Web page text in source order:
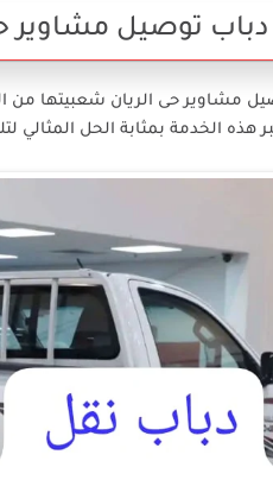
توصيل مشاوير
مشاوير حى الريان شعبيتها من
هذه الخدمة بمثابة الحل المثالي